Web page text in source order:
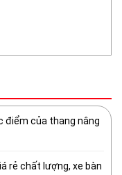
điểm của thang nâng
rẻ chất lượng, xe bàn